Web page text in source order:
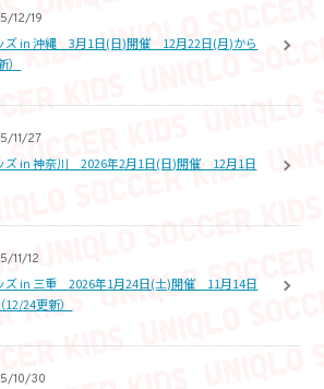
12/19
ズ in 沖縄 3月1日(日)開催 12月22日(月)から
11/27
ズ in 神奈川 2026年2月1日(日)開催 12月1日
11/12
ズ in 三重 2026年1月24日(土)開催 11月14日
24更新）
10/30